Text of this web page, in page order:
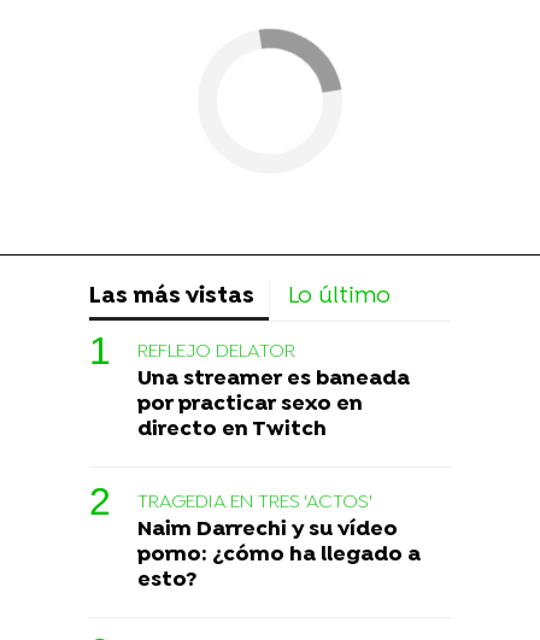
Las más vistas Lo último
REFLEJO DELATOR
Una streamer es baneada
por practicar sexo en
directo en Twitch
TRAGEDIA EN TRES 'ACTOS'
Naim Darrechi y su vídeo
porno: ¿cómo ha llegado a
esto?